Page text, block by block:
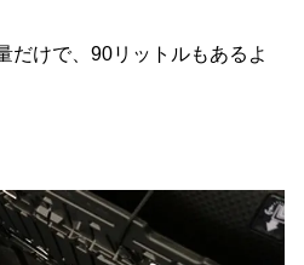
だけで、90リットルもあるよ